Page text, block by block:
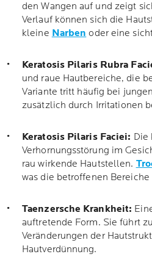
den Wangen auf und zeigt
Verlauf können sich die
kleine Narben oder eine
Keratosis Pilaris Rubra
und raue Hautbereiche, die
Variante tritt häufig bei
zusätzlich durch Irritationen
Keratosis Pilaris Faciei: Die
Verhornungsstörung im
rau wirkende Hautstellen.
was die betroffenen
Taenzersche Krankheit:
auftretende Form. Sie führt
Veränderungen der
Hautverdünnung.